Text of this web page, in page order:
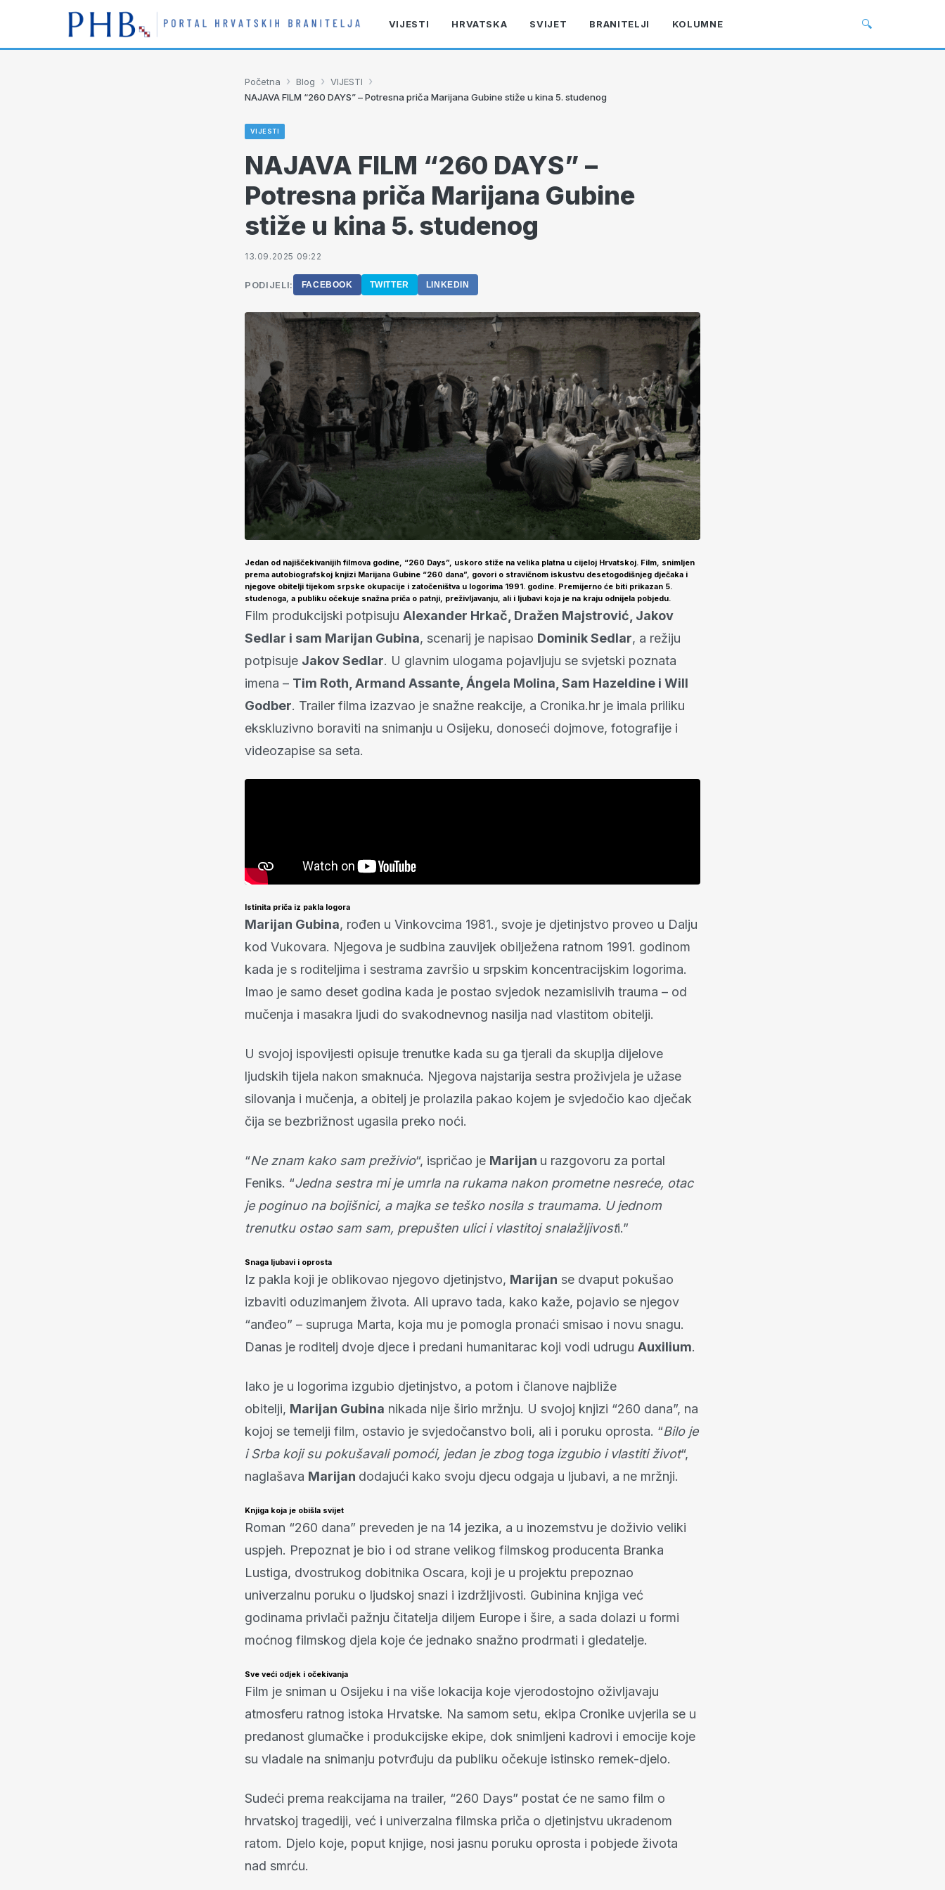
VIJESTI HRVATSKA SVIJET BRANITELJI KOLUMNE 🔍
Početna › Blog › VIJESTI ›
NAJAVA FILM “260 DAYS” – Potresna priča Marijana Gubine stiže u kina 5. studenog
VIJESTI
NAJAVA FILM “260 DAYS” –
Potresna priča Marijana Gubine
stiže u kina 5. studenog
13.09.2025 09:22
PODIJELI: FACEBOOK TWITTER LINKEDIN
Jedan od najiščekivanijih filmova godine, “260 Days”, uskoro stiže na velika platna u cijeloj Hrvatskoj. Film, snimljen
prema autobiografskoj knjizi Marijana Gubine “260 dana”, govori o stravičnom iskustvu desetogodišnjeg dječaka i
njegove obitelji tijekom srpske okupacije i zatočeništva u logorima 1991. godine. Premijerno će biti prikazan 5.
studenoga, a publiku očekuje snažna priča o patnji, preživljavanju, ali i ljubavi koja je na kraju odnijela pobjedu.
Film produkcijski potpisuju Alexander Hrkač, Dražen Majstrović, Jakov
Sedlar i sam Marijan Gubina, scenarij je napisao Dominik Sedlar, a režiju
potpisuje Jakov Sedlar. U glavnim ulogama pojavljuju se svjetski poznata
imena – Tim Roth, Armand Assante, Ángela Molina, Sam Hazeldine i Will
Godber. Trailer filma izazvao je snažne reakcije, a Cronika.hr je imala priliku
ekskluzivno boraviti na snimanju u Osijeku, donoseći dojmove, fotografije i
videozapise sa seta.
Istinita priča iz pakla logora
Marijan Gubina, rođen u Vinkovcima 1981., svoje je djetinjstvo proveo u Dalju
kod Vukovara. Njegova je sudbina zauvijek obilježena ratnom 1991. godinom
kada je s roditeljima i sestrama završio u srpskim koncentracijskim logorima.
Imao je samo deset godina kada je postao svjedok nezamislivih trauma – od
mučenja i masakra ljudi do svakodnevnog nasilja nad vlastitom obitelji.
U svojoj ispovijesti opisuje trenutke kada su ga tjerali da skuplja dijelove
ljudskih tijela nakon smaknuća. Njegova najstarija sestra proživjela je užase
silovanja i mučenja, a obitelj je prolazila pakao kojem je svjedočio kao dječak
čija se bezbrižnost ugasila preko noći.
“Ne znam kako sam preživio“, ispričao je Marijan u razgovoru za portal
Feniks. “Jedna sestra mi je umrla na rukama nakon prometne nesreće, otac
je poginuo na bojišnici, a majka se teško nosila s traumama. U jednom
trenutku ostao sam sam, prepušten ulici i vlastitoj snalažljivosti.”
Snaga ljubavi i oprosta
Iz pakla koji je oblikovao njegovo djetinjstvo, Marijan se dvaput pokušao
izbaviti oduzimanjem života. Ali upravo tada, kako kaže, pojavio se njegov
“anđeo” – supruga Marta, koja mu je pomogla pronaći smisao i novu snagu.
Danas je roditelj dvoje djece i predani humanitarac koji vodi udrugu Auxilium.
Iako je u logorima izgubio djetinjstvo, a potom i članove najbliže
obitelji, Marijan Gubina nikada nije širio mržnju. U svojoj knjizi “260 dana”, na
kojoj se temelji film, ostavio je svjedočanstvo boli, ali i poruku oprosta. “Bilo je
i Srba koji su pokušavali pomoći, jedan je zbog toga izgubio i vlastiti život“,
naglašava Marijan dodajući kako svoju djecu odgaja u ljubavi, a ne mržnji.
Knjiga koja je obišla svijet
Roman “260 dana” preveden je na 14 jezika, a u inozemstvu je doživio veliki
uspjeh. Prepoznat je bio i od strane velikog filmskog producenta Branka
Lustiga, dvostrukog dobitnika Oscara, koji je u projektu prepoznao
univerzalnu poruku o ljudskoj snazi i izdržljivosti. Gubinina knjiga već
godinama privlači pažnju čitatelja diljem Europe i šire, a sada dolazi u formi
moćnog filmskog djela koje će jednako snažno prodrmati i gledatelje.
Sve veći odjek i očekivanja
Film je sniman u Osijeku i na više lokacija koje vjerodostojno oživljavaju
atmosferu ratnog istoka Hrvatske. Na samom setu, ekipa Cronike uvjerila se u
predanost glumačke i produkcijske ekipe, dok snimljeni kadrovi i emocije koje
su vladale na snimanju potvrđuju da publiku očekuje istinsko remek-djelo.
Sudeći prema reakcijama na trailer, “260 Days” postat će ne samo film o
hrvatskoj tragediji, već i univerzalna filmska priča o djetinjstvu ukradenom
ratom. Djelo koje, poput knjige, nosi jasnu poruku oprosta i pobjede života
nad smrću.